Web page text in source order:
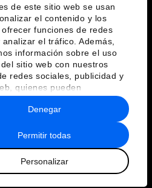
de este sitio web se usan
el contenido y los
funciones de redes
el tráfico. Además,
información sobre el uso
sitio web con nuestros
redes sociales, publicidad y
quienes pueden
con otra información que les
o que hayan
a partir del uso que haya
servicios.
Permitir todas
Personalizar
Denegar